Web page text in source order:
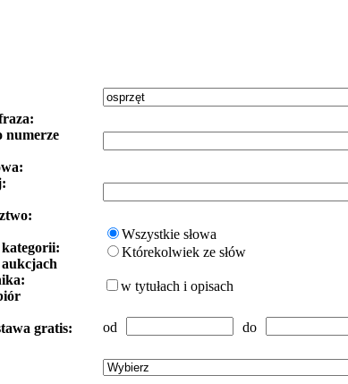
numerze
gratis:
Wszystkie słowa
Którekolwiek ze słów
w tytułach i opisach
od do